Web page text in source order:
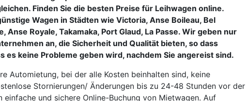
Finden Sie die besten Preise für Leihwagen online.
Wagen in Städten wie Victoria, Anse Boileau, Bel
Anse Royale, Takamaka, Port Glaud, La Passe. Wir geben nur
an, die Sicherheit und Qualität bieten, so dass
es keine Probleme geben wird, nachdem Sie angereist sind.
Automietung, bei der alle Kosten beinhalten sind, keine
Stornierungen/ Änderungen bis zu 24-48 Stunden vor der
einfache und sichere Online-Buchung von Mietwagen. Auf